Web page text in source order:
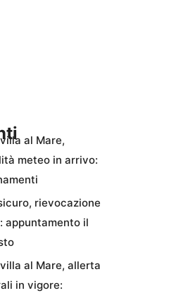
al Mare,
meteo in arrivo:
rievocazione
appuntamento il
al Mare, allerta
in vigore: